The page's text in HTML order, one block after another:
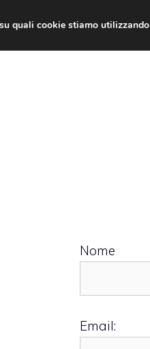
Nome
Email:
quali cookie stiamo utilizzando